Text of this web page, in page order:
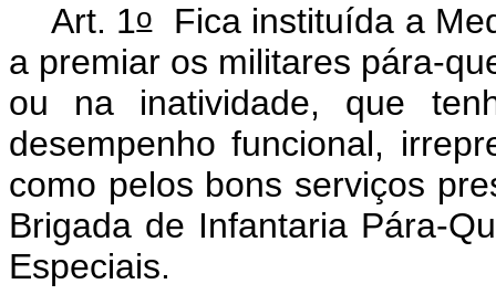
Art. 1oFica instituída a
a premiar os militares pára-
ou na inatividade, que
desempenho funcional,
como pelos bons serviços
Brigada de Infantaria Pára-
Especiais.